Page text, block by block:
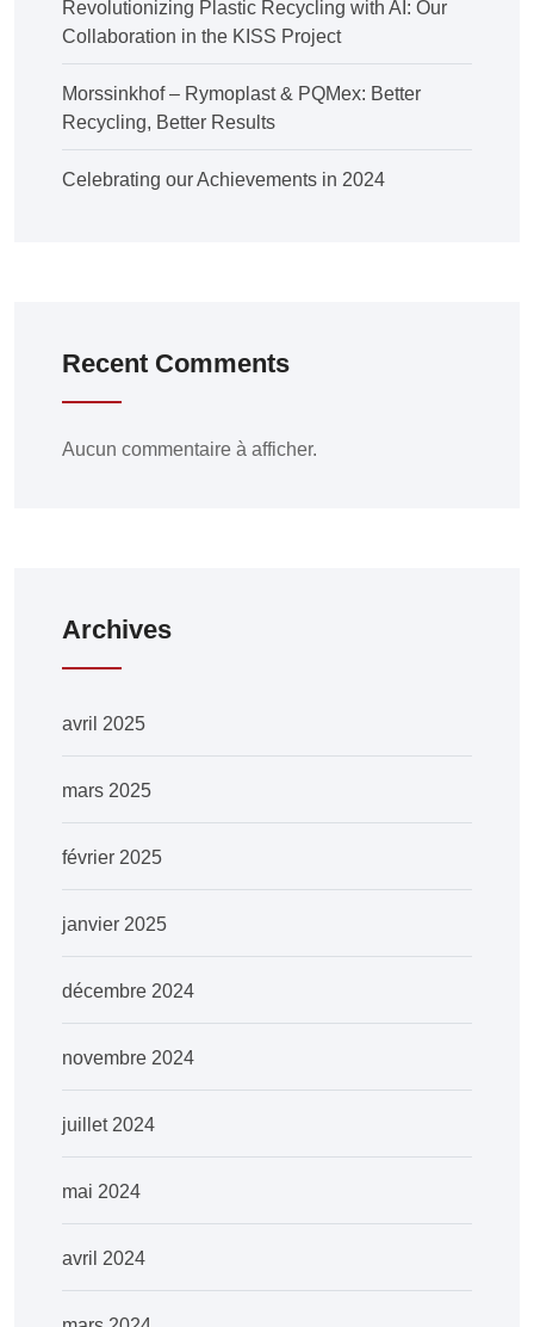
Revolutionizing Plastic Recycling with AI: Our
Collaboration in the KISS Project
Morssinkhof – Rymoplast & PQMex: Better
Recycling, Better Results
Celebrating our Achievements in 2024
Recent Comments
Aucun commentaire à afficher.
Archives
avril 2025
mars 2025
février 2025
janvier 2025
décembre 2024
novembre 2024
juillet 2024
mai 2024
avril 2024